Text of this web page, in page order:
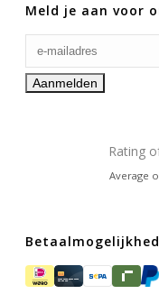
Meld je aan voor
Rating
Average